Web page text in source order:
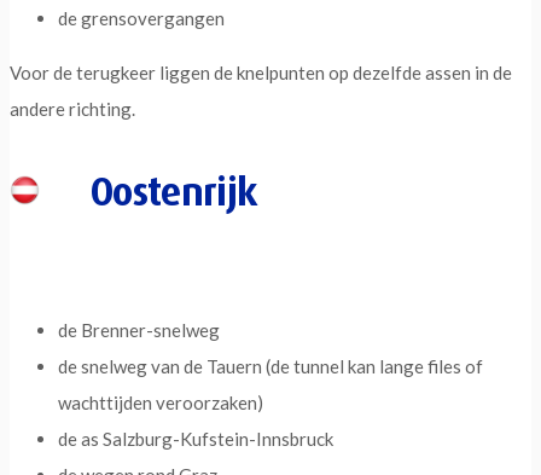
de grensovergangen
Voor de terugkeer liggen de knelpunten op dezelfde assen in de
andere richting.
Oostenrijk
de Brenner-snelweg
de snelweg van de Tauern (de tunnel kan lange files of
wachttijden veroorzaken)
de as Salzburg-Kufstein-Innsbruck